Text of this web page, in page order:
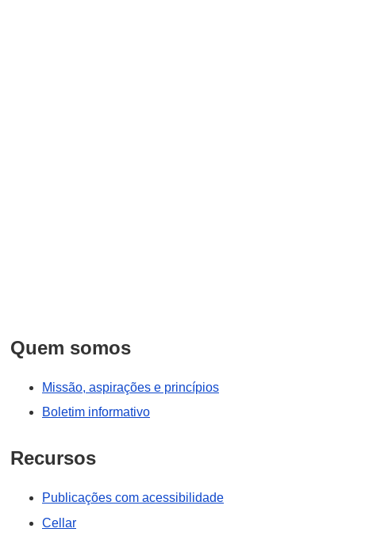
Quem somos
Missão, aspirações e princípios
Boletim informativo
Recursos
Publicações com acessibilidade
Cellar